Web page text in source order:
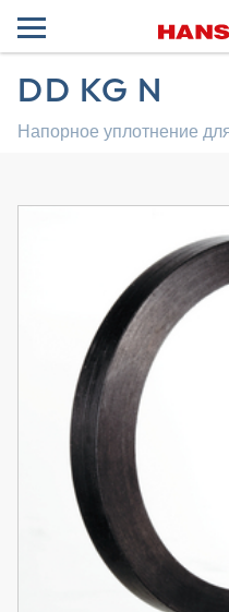
DD KG N
Напорное уплотнение